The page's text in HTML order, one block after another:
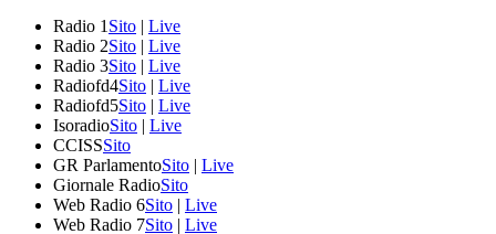
Radio 1 Sito | Live
Radio 2Sito | Live
Radio 3Sito | Live
Radiofd4Sito | Live
Radiofd5Sito | Live
IsoradioSito | Live
CCISSSito
GR ParlamentoSito | Live
Giornale RadioSito
Web Radio 6Sito | Live
Web Radio 7Sito | Live